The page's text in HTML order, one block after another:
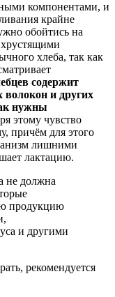
компонентами, и
крайне
обойтись на
хрустящими
хлеба, так как
содержит
и других
нужны
этому чувство
причём для этого
лишними
лактацию.
не должна
продукцию
и другими
рекомендуется